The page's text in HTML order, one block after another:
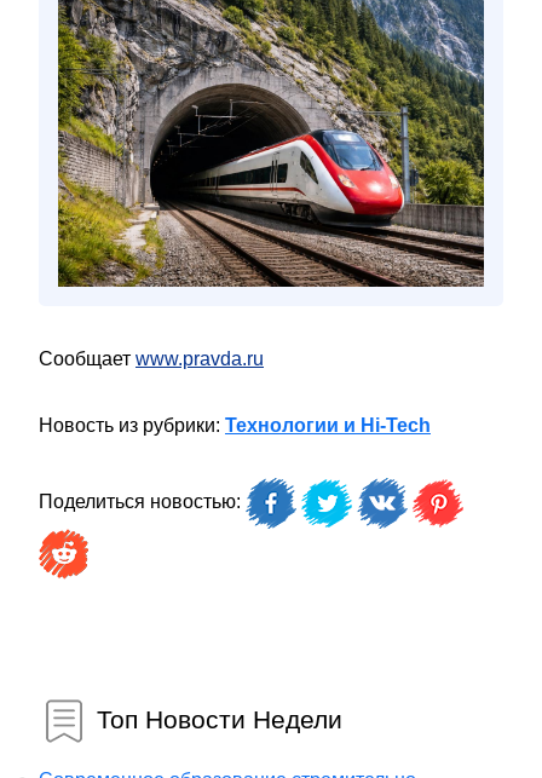
Сообщает www.pravda.ru
Новость из рубрики: Технологии и Hi-Tech
Поделиться новостью:
Топ Новости Недели